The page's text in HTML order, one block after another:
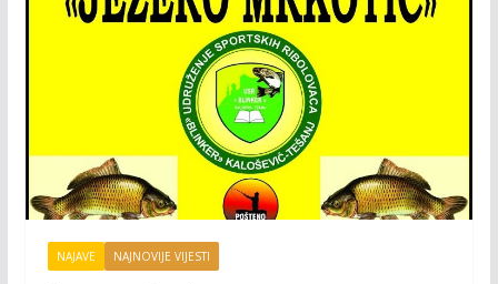
NAJAVE NAJNOVIJE VIJESTI